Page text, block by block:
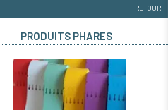
RETOUR
PRODUITS PHARES